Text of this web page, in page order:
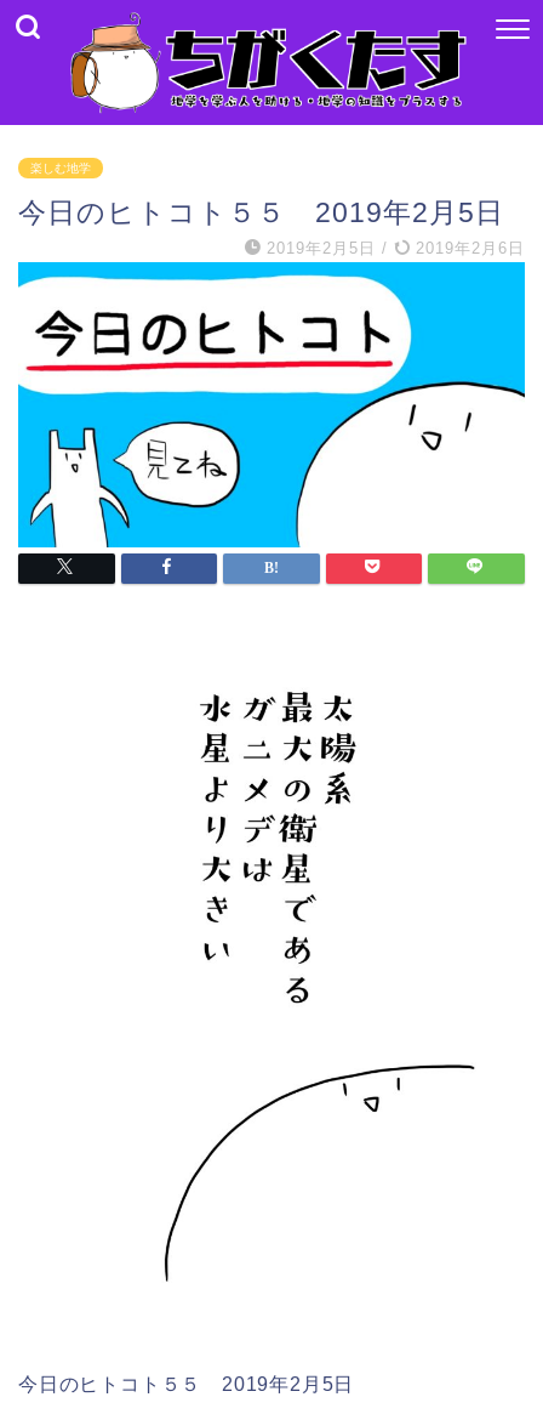
楽しむ地学
今日のヒトコト５５ 2019年2月5日
2019年2月5日 / 2019年2月6日
今日のヒトコト５５ 2019年2月5日